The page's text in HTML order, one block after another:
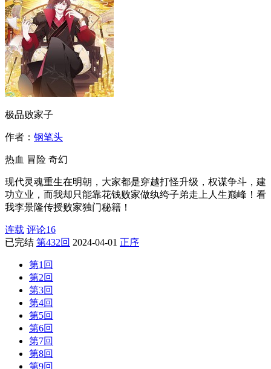
极品败家子
作者： 钢笔头
热血 冒险 奇幻
现代灵魂重生在明朝，大家都是穿越打怪升级，权谋争斗，建
功立业，而我却只能靠花钱败家做纨绔子弟走上人生巅峰！看
我李景隆传授败家独门秘籍！
连载 评论16
已完结 第432回 2024-04-01 正序
第1回
第2回
第3回
第4回
第5回
第6回
第7回
第8回
第9回